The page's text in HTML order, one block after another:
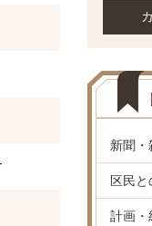
新聞・
区民と
計画・